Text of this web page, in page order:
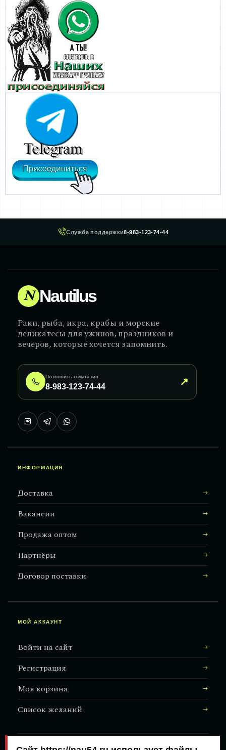
Служба поддержки8-983-123-74-44
N Nautilus
Раки, рыба, икра, крабы и морские
деликатесы для ужинов, праздников и
вечеров, которые хочется запомнить.
Позвонить в магазин
8-983-123-74-44 ↗
ИНФОРМАЦИЯ
Доставка
Вакансии
Продажа оптом
Партнёры
Договор поставки
МОЙ АККАУНТ
Войти на сайт
Регистрация
Моя корзина
Список желаний
АДРЕС МАГАЗИНА